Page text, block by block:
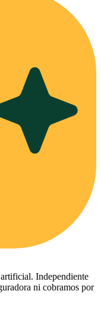
Independiente
ni cobramos por